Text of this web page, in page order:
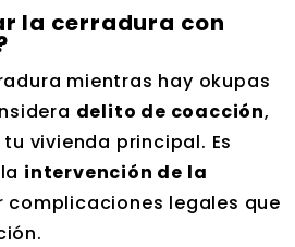
la cerradura con
mientras hay okupas
delito de coacción,
vivienda principal. Es
intervención de la
complicaciones legales que